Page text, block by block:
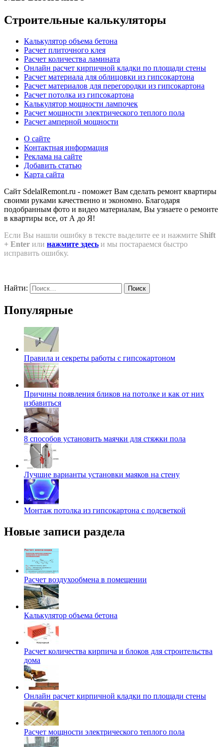
Строительные калькуляторы
Калькулятор объема бетона
Расчет плиточного клея
Расчет количества ламината
Онлайн расчет кирпичной кладки по площади стены
Расчет материала для облицовки из гипсокартона
Расчет материалов для перегородки из гипсокартона
Расчет потолка из гипсокартона
Калькулятор мощности лампочек
Расчет мощности электрического теплого пола
Расчет амперной мощности
О сайте
Контактная информация
Реклама на сайте
Добавить статью
Карта сайта
Сайт SdelalRemont.ru - поможет Вам сделать ремонт квартиры
своими руками качественно и экономно. Благодаря
подобранным фото и видео материалам, Вы узнаете о ремонте
в квартиры все, от А до Я!
Если Вы нашли ошибку в тексте выделите ее и нажмите Shift
+ Enter или нажмите здесь и мы постараемся быстро
исправить ошибку.
Найти:
Популярные
Правила и секреты работы с гипсокартоном
Причины появления бликов на потолке и как от них
избавиться
8 способов установить маячки для стяжки пола
Лучшие варианты установки маяков на стену
Монтаж потолка из гипсокартона с подсветкой
Новые записи раздела
Расчет воздухообмена в помещении
Калькулятор объема бетона
Расчет количества кирпича и блоков для строительства
дома
Онлайн расчет кирпичной кладки по площади стены
Расчет мощности электрического теплого пола